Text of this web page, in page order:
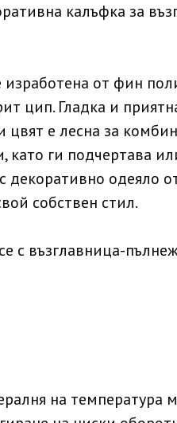
калъфка за
от фин
цип. Гладка и
цвят е лесна за
като ги подчертава
декоративно одеяло
собствен стил.
с възглавница-
на температура